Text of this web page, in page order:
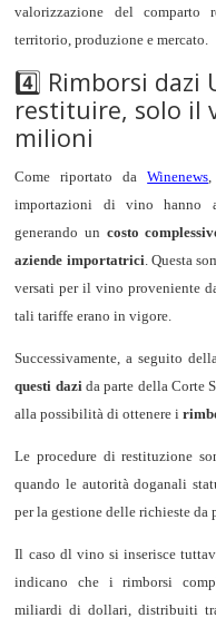
valorizzazione del comparto
territorio, produzione e mercato.
4️⃣ Rimborsi dazi
restituire, solo il
milioni
Come riportato daWinenews
importazioni di vino hanno
generando un costo
aziende importatrici . Questa
versati per il vino proveniente
tali tariffe erano in vigore.
Successivamente, a seguito
questi dazi da parte della Corte
alla possibilità di ottenere i
Le procedure di restituzione
quando le autorità doganali
per la gestione delle richieste da
Il caso dl vino si inserisce
indicano che i rimborsi
miliardi di dollari, distribuiti